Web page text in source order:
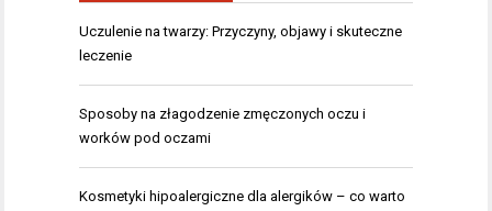
Uczulenie na twarzy: Przyczyny, objawy i skuteczne
leczenie
Sposoby na złagodzenie zmęczonych oczu i
worków pod oczami
Kosmetyki hipoalergiczne dla alergików – co warto